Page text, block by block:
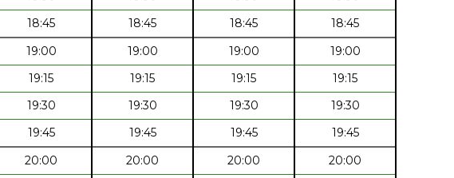
18:45 18:45 18:45
18:45
19:00 19:00 19:00
19:00
19:15 19:15 19:15
19:15
19:30 19:30 19:30
19:30
19:45 19:45 19:45
19:45
20:00 20:00 20:00
20:00